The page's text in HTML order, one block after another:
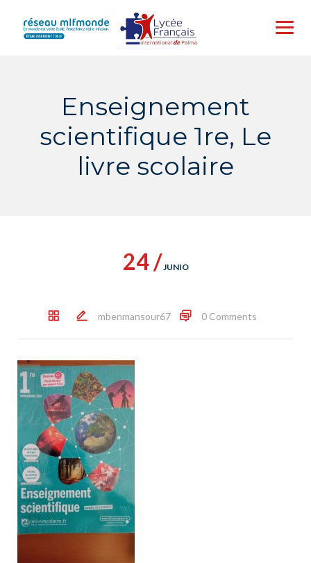
content
Enseignement
scientifique 1re, Le
livre scolaire
24 /JUNIO
mbenmansour67 0 Comments